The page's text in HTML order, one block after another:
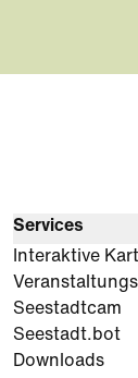
Services
Interaktive
Seestadtcam
Seestadt.bot
Downloads